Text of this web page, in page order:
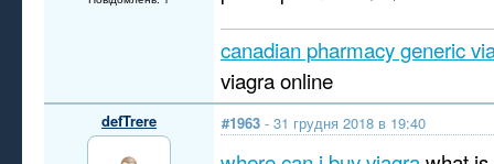
canadian pharmacy generic
viagra online
defTrere #1963 - 31 грудня 2018 в 19:40